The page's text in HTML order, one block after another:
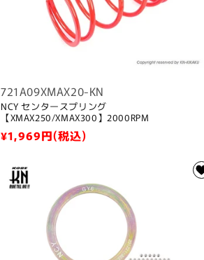
721A09XMAX20-KN
NCY センタースプリング
【XMAX250/XMAX300】2000RPM
通
価
格
¥1,969円(税込)